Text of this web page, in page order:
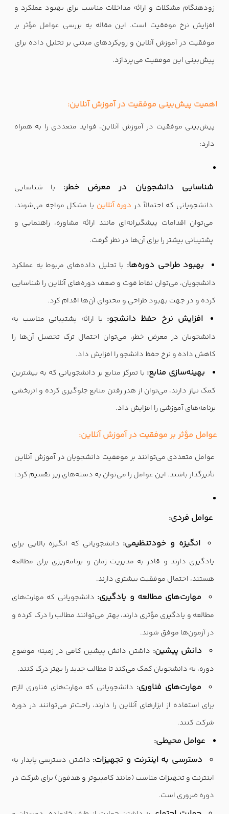
زودهنگام مشکلات و ارائه مداخلات مناسب برای بهبود عملکرد و
افزایش نرخ موفقیت است. این مقاله به بررسی عوامل مؤثر بر
موفقیت در آموزش آنلاین و رویکردهای مبتنی بر تحلیل داده برای
پیش‌بینی این موفقیت می‌پردازد.
اهمیت پیش‌بینی موفقیت درآموزش آنلاین:
پیش‌بینی موفقیت در آموزش آنلاین، فواید متعددی را به همراه
دارد:
شناسایی دانشجویان در معرض خطر: با شناسایی
دانشجویانی که احتمالاً در دوره آنلاین با مشکل مواجه می‌شوند،
می‌توان اقدامات پیشگیرانه‌ای مانند ارائه مشاوره، راهنمایی و
پشتیبانی بیشتر را برای آن‌ها در نظر گرفت.
بهبود طراحی دوره‌ها: با تحلیل داده‌های مربوط به عملکرد
دانشجویان، می‌توان نقاط قوت و ضعف دوره‌های آنلاین را شناسایی
کرده و در جهت بهبود طراحی و محتوای آن‌ها اقدام کرد.
افزایش نرخ حفظ دانشجو: با ارائه پشتیبانی مناسب به
دانشجویان در معرض خطر، می‌توان احتمال ترک تحصیل آن‌ها را
کاهش داده و نرخ حفظ دانشجو را افزایش داد.
بهینه‌سازی منابع: با تمرکز منابع بر دانشجویانی که به بیشترین
کمک نیاز دارند، می‌توان از هدر رفتن منابع جلوگیری کرده و اثربخشی
برنامه‌های آموزشی را افزایش داد.
عوامل مؤثر بر موفقیت در آموزش آنلاین:
عوامل متعددی می‌توانند بر موفقیت دانشجویان در آموزش آنلاین
تأثیرگذار باشند. این عوامل را می‌توان به دسته‌های زیر تقسیم کرد:
عوامل فردی:
انگیزه و خودتنظیمی: دانشجویانی که انگیزه بالایی برای
یادگیری دارند و قادر به مدیریت زمان و برنامه‌ریزی برای مطالعه
هستند، احتمال موفقیت بیشتری دارند.
مهارت‌های مطالعه و یادگیری: دانشجویانی که مهارت‌های
مطالعه و یادگیری مؤثری دارند، بهتر می‌توانند مطالب را درک کرده و
در آزمون‌ها موفق شوند.
دانش پیشین: داشتن دانش پیشین کافی در زمینه موضوع
دوره، به دانشجویان کمک می‌کند تا مطالب جدید را بهتر درک کنند.
مهارت‌های فناوری: دانشجویانی که مهارت‌های فناوری لازم
برای استفاده از ابزارهای آنلاین را دارند، راحت‌تر می‌توانند در دوره
شرکت کنند.
عوامل محیطی:
دسترسی به اینترنت و تجهیزات: داشتن دسترسی پایدار به
اینترنت و تجهیزات مناسب (مانند کامپیوتر و هدفون) برای شرکت در
دوره ضروری است.